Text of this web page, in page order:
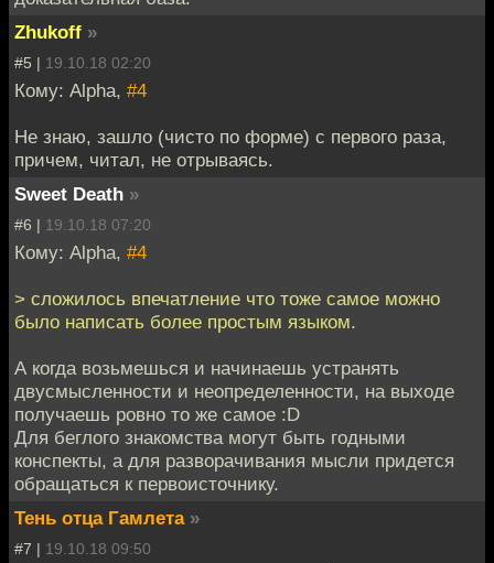
Zhukoff »
#5 | 19.10.18 02:20
Кому: Alpha, #4
Не знаю, зашло (чисто по форме) с первого раза,
причем, читал, не отрываясь.
Sweet Death »
#6 | 19.10.18 07:20
Кому: Alpha, #4
> сложилось впечатление что тоже самое можно
было написать более простым языком.
А когда возьмешься и начинаешь устранять
двусмысленности и неопределенности, на выходе
получаешь ровно то же самое :D
Для беглого знакомства могут быть годными
конспекты, а для разворачивания мысли придется
обращаться к первоисточнику.
Тень отца Гамлета »
#7 | 19.10.18 09:50